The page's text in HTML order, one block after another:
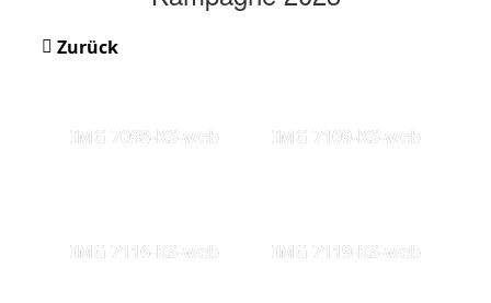
Zurück
IMG 7098-KS-web IMG 7109-KS-web
IMG 7116-KS-web IMG 7119-KS-web